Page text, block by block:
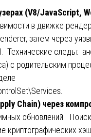
(V8/JavaScript,
в движке
затем через
Технические следы:
с родительским
Chain) через
обновлений.
криптографических